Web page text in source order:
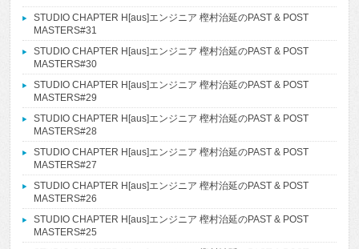
STUDIO CHAPTER H[aus]エンジニア 樫村治延のPAST & POST
MASTERS#31
STUDIO CHAPTER H[aus]エンジニア 樫村治延のPAST & POST
MASTERS#30
STUDIO CHAPTER H[aus]エンジニア 樫村治延のPAST & POST
MASTERS#29
STUDIO CHAPTER H[aus]エンジニア 樫村治延のPAST & POST
MASTERS#28
STUDIO CHAPTER H[aus]エンジニア 樫村治延のPAST & POST
MASTERS#27
STUDIO CHAPTER H[aus]エンジニア 樫村治延のPAST & POST
MASTERS#26
STUDIO CHAPTER H[aus]エンジニア 樫村治延のPAST & POST
MASTERS#25